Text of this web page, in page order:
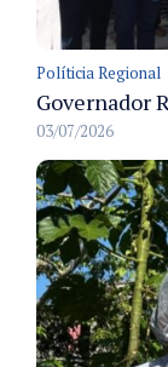
Políticia Regional
03/07/2026